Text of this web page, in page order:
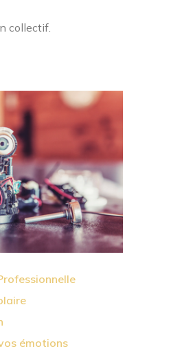
collectif.
émotions